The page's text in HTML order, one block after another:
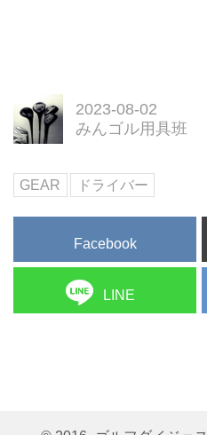
2023-08-02
みんゴル用具班
GEAR ドライバー
Facebook
LINE